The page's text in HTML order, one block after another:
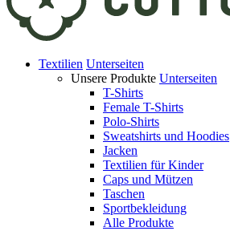
Textilien Unterseiten
Unsere Produkte Unterseiten
T-Shirts
Female T-Shirts
Polo-Shirts
Sweatshirts und Hoodies
Jacken
Textilien für Kinder
Caps und Mützen
Taschen
Sportbekleidung
Alle Produkte